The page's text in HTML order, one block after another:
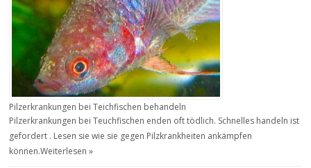
Pilzerkrankungen bei Teichfischen behandeln
Pilzerkrankungen bei Teuchfischen enden oft tödlich. Schnelles handeln ist
gefordert . Lesen sie wie sie gegen Pilzkrankheiten ankämpfen
können.Weiterlesen »